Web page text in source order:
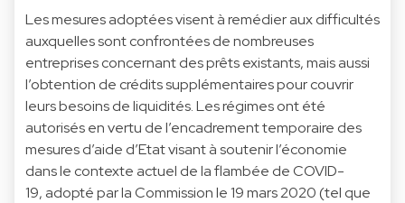
Les mesures adoptées visent à remédier aux difficultés
auxquelles sont confrontées de nombreuses
entreprises concernant des prêts existants, mais aussi
l’obtention de crédits supplémentaires pour couvrir
leurs besoins de liquidités. Les régimes ont été
autorisés en vertu de l’encadrement temporaire des
mesures d’aide d’Etat visant à soutenir l’économie
dans le contexte actuel de la flambée de COVID-
19, adopté par la Commission le 19 mars 2020 (tel que